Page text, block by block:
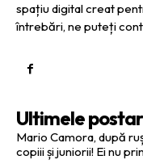
spațiu digital creat
întrebări, ne puteți
Ultimele
Mario Camora, după
copiii și juniorii! Ei nu